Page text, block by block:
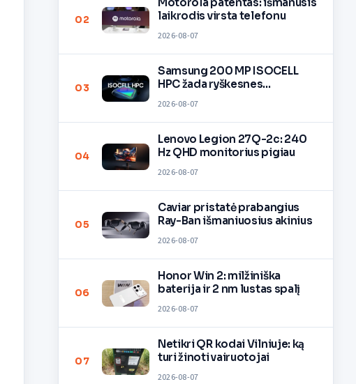
02
laikrodis virsta telefonu
2026-08-07
03
Samsung 200 MP ISOCELL
HPC žada ryškesnes
2026-08-07
04
Lenovo Legion 27Q-2c: 240
Hz QHD monitorius pigiau
2026-08-07
05
Caviar pristatė prabangius
Ray-Ban išmaniuosius akinius
2026-08-07
06
Honor Win 2: milžiniška
baterija ir 2 nm lustas spalį
2026-08-07
07
Netikri QR kodai Vilniuje: ką
turi žinoti vairuotojai
2026-08-07